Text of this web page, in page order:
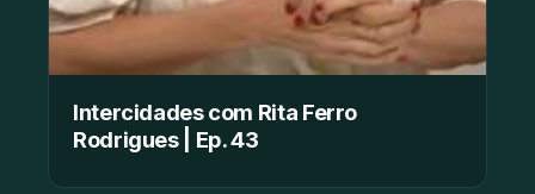
Intercidades com Rita Ferro
Rodrigues | Ep. 43